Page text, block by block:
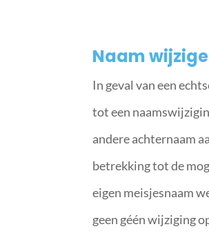
Naam
In geval van een
tot een
andere achternaam
betrekking tot de
eigen meisjesnaam
geen géén wijziging